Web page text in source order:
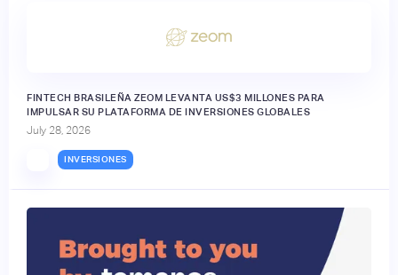
FINTECH BRASILEÑA ZEOM LEVANTA US$3 MILLONES PARA
IMPULSAR SU PLATAFORMA DE INVERSIONES GLOBALES
July 28, 2026
INVERSIONES